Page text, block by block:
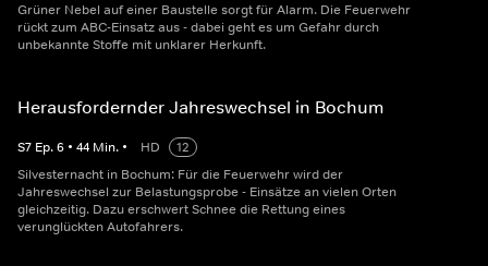
Grüner Nebel auf einer Baustelle sorgt für Alarm. Die Feuerwehr
rückt zum ABC-Einsatz aus - dabei geht es um Gefahr durch
unbekannte Stoffe mit unklarer Herkunft.
Herausfordernder Jahreswechsel in Bochum
S7 Ep.6 • 44 Min. • HD
12
Silvesternacht in Bochum: Für die Feuerwehr wird der
Jahreswechsel zur Belastungsprobe - Einsätze an vielen Orten
gleichzeitig. Dazu erschwert Schnee die Rettung eines
verunglückten Autofahrers.